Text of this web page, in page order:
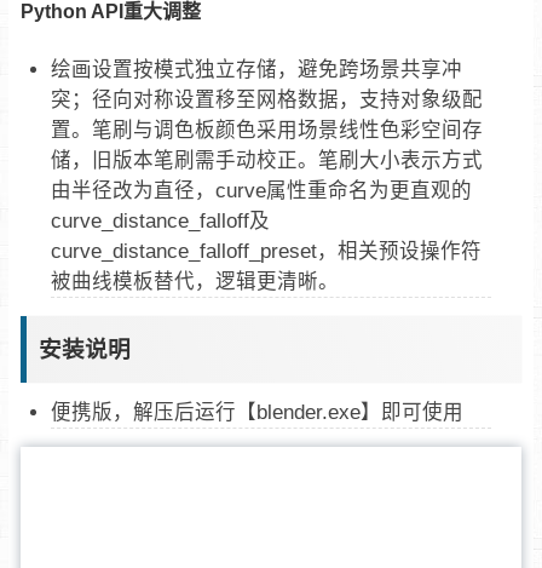
Python API重大调整
绘画设置按模式独立存储，避免跨场景共享冲
突；径向对称设置移至网格数据，支持对象级配
置。笔刷与调色板颜色采用场景线性色彩空间存
储，旧版本笔刷需手动校正。笔刷大小表示方式
由半径改为直径，curve属性重命名为更直观的
curve_distance_falloff及
curve_distance_falloff_preset，相关预设操作符
被曲线模板替代，逻辑更清晰。
安装说明
便携版，解压后运行【blender.exe】即可使用